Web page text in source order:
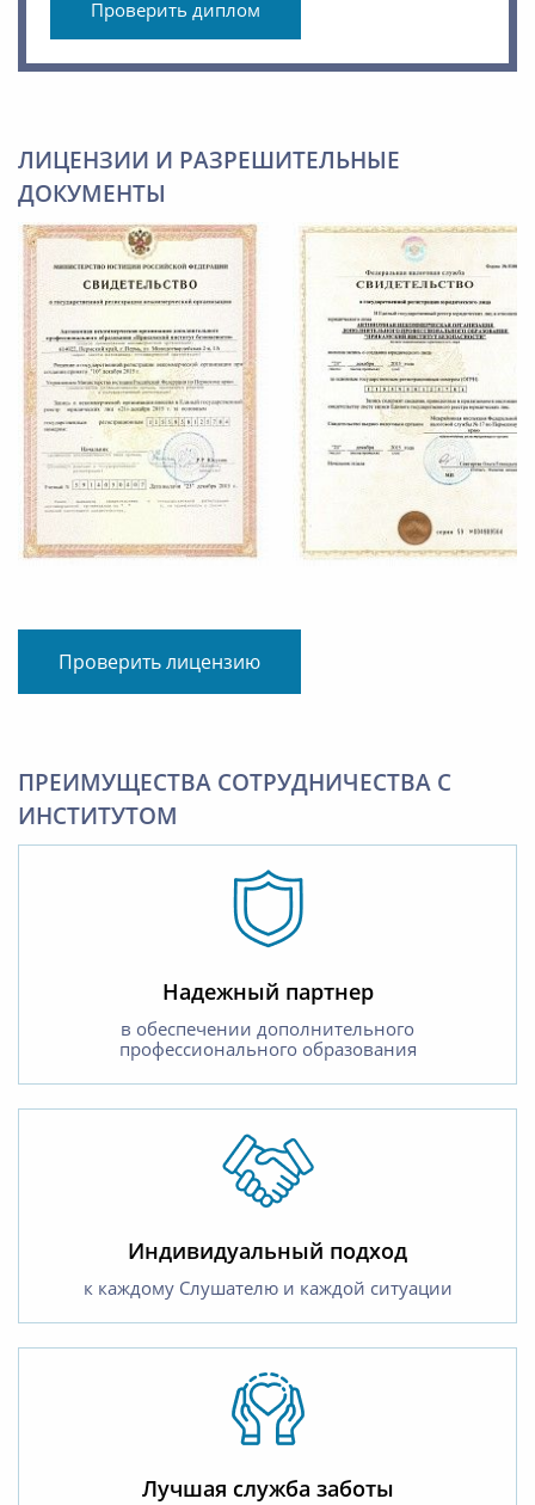
Проверить диплом
ЛИЦЕНЗИИ И РАЗРЕШИТЕЛЬНЫЕ
ДОКУМЕНТЫ
Проверить лицензию
ПРЕИМУЩЕСТВА СОТРУДНИЧЕСТВА С
ИНСТИТУТОМ
Надежный партнер
в обеспечении дополнительного
профессионального образования
Индивидуальный подход
к каждому Слушателю и каждой ситуации
Лучшая служба заботы